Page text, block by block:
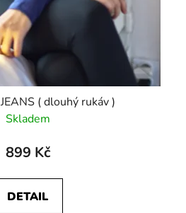
( dlouhý rukáv )
Skladem
899 Kč
DETAIL